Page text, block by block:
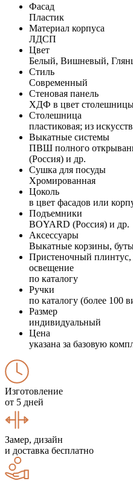
Фасад
Пластик
Материал корпуса
ЛДСП
Цвет
Белый, Вишневый,
Стиль
Современный
Стеновая панель
ХДФ в цвет
Столешница
пластиковая; из
Выкатные системы
ПВШ полного
(Россия) и др.
Сушка для посуды
Хромированная
Цоколь
в цвет фасадов или
Подъемники
BOYARD (Россия) и др.
Аксессуары
Выкатные корзины,
Пристеночный плинтус,
освещение
по каталогу
Ручки
по каталогу (более 100
Размер
индивидуальный
Цена
указана за базовую
Изготовление
от 5 дней
Замер, дизайн
и доставка бесплатно